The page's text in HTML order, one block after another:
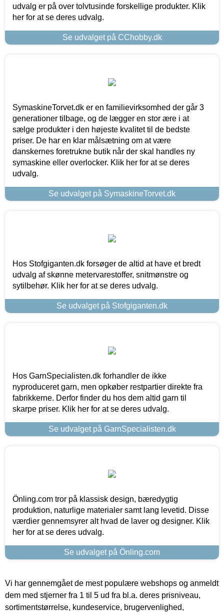
udvalg er på over tolvtusinde forskellige produkter. Klik
her for at se deres udvalg.
Se udvalget på CChobby.dk
SymaskineTorvet.dk er en familievirksomhed der går 3
generationer tilbage, og de lægger en stor ære i at
sælge produkter i den højeste kvalitet til de bedste
priser. De har en klar målsætning om at være
danskernes foretrukne butik når der skal handles ny
symaskine eller overlocker. Klik her for at se deres
udvalg.
Se udvalget på SymaskineTorvet.dk
Hos Stofgiganten.dk forsøger de altid at have et bredt
udvalg af skønne metervarestoffer, snitmønstre og
sytilbehør. Klik her for at se deres udvalg.
Se udvalget på Stofgiganten.dk
Hos GarnSpecialisten.dk forhandler de ikke
nyproduceret garn, men opkøber restpartier direkte fra
fabrikkerne. Derfor finder du hos dem altid garn til
skarpe priser. Klik her for at se deres udvalg.
Se udvalget på GarnSpecialisten.dk
Önling.com tror på klassisk design, bæredygtig
produktion, naturlige materialer samt lang levetid. Disse
værdier gennemsyrer alt hvad de laver og designer. Klik
her for at se deres udvalg.
Se udvalget på Önling.com
Vi har gennemgået de mest populære webshops og anmeldt
dem med stjerner fra 1 til 5 ud fra bl.a. deres prisniveau,
sortimentstørrelse, kundeservice, brugervenlighed,